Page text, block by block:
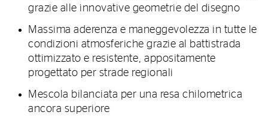
grazie alle innovative geometrie del disegno
Massima aderenza e maneggevolezza in tutte le
condizioni atmosferiche grazie al battistrada
ottimizzato e resistente, appositamente
progettato per strade regionali
Mescola bilanciata per una resa chilometrica
ancora superiore